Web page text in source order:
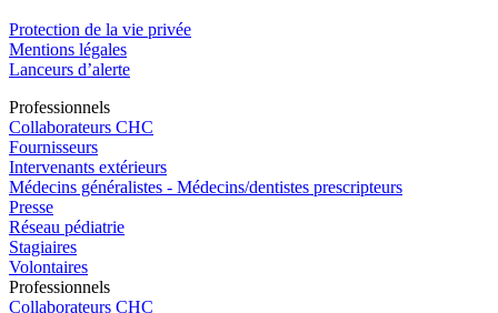
Protection de la vie privée
Mentions légales
Lanceurs d’alerte
Professionnels
Collaborateurs CHC
Fournisseurs
Intervenants extérieurs
Médecins généralistes - Médecins/dentistes prescripteurs
Presse
Réseau pédiatrie
Stagiaires
Volontaires
Professionnels
Collaborateurs CHC